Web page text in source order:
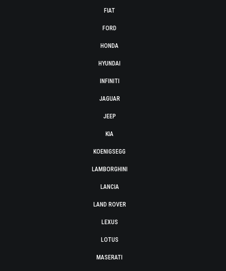
FIAT
FORD
HONDA
HYUNDAI
INFINITI
JAGUAR
JEEP
KIA
KOENIGSEGG
LAMBORGHINI
LANCIA
LAND ROVER
LEXUS
LOTUS
MASERATI